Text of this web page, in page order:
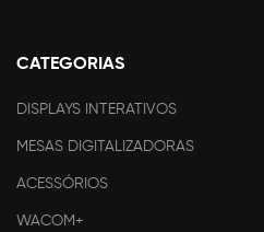
CATEGORIAS
DISPLAYS INTERATIVOS
MESAS DIGITALIZADORAS
ACESSÓRIOS
WACOM+